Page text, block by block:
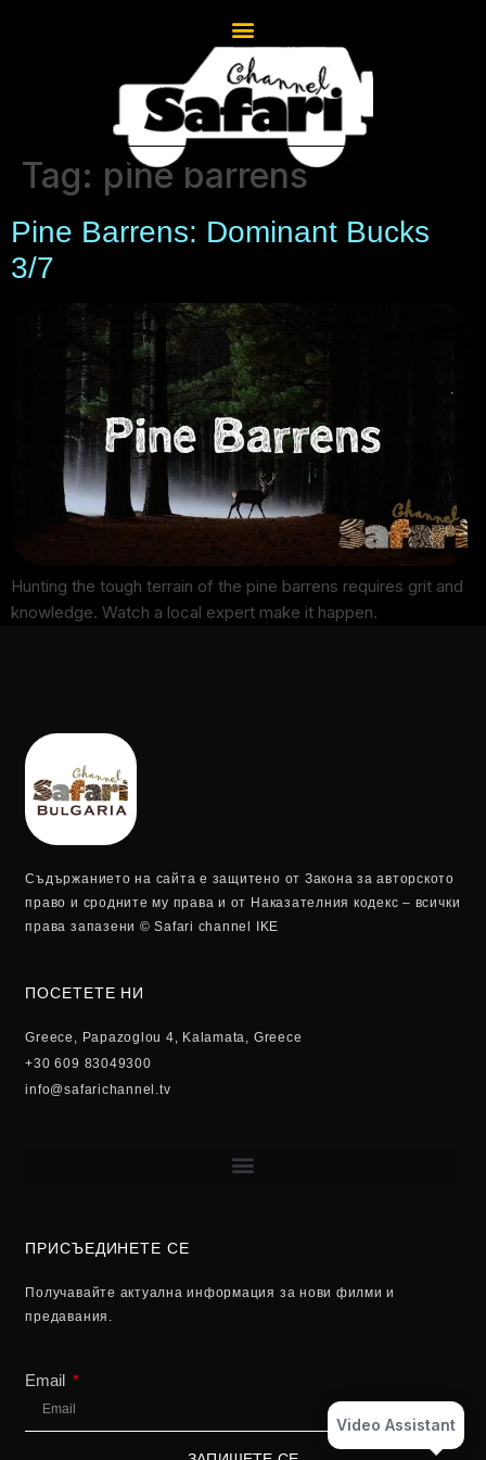
Tag: pine barrens
Pine Barrens: Dominant Bucks
3/7
Hunting the tough terrain of the pine barrens requires grit and
knowledge. Watch a local expert make it happen.
Съдържанието на сайта е защитено от Закона за авторското
право и сродните му права и от Наказателния кодекс – всички
права запазени © Safari channel IKE
ПОСЕТЕТЕ НИ
Greece, Papazoglou 4, Kalamata, Greece
+30 609 83049300
info@safarichannel.tv
ПРИСЪЕДИНЕТЕ СЕ
Получавайте актуална информация за нови филми и
предавания.
Email
Video Assistant